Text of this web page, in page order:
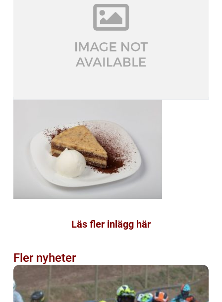
Läs fler inlägg här
Fler nyheter